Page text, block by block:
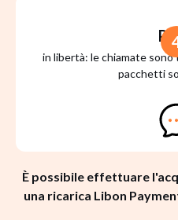
in libertà: le chiamate
pacchetti
È possibile effettuare
una ricarica Libon